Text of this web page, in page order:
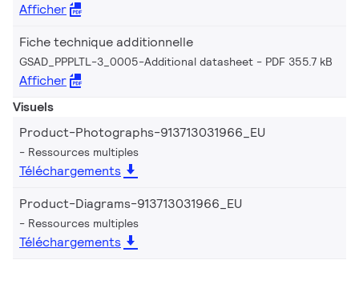
Afficher
Fiche technique additionnelle
GSAD_PPPLTL-3_0005-Additional datasheet PDF 355.7 kB
Afficher
Visuels
Product-Photographs-913713031966_EU
Ressources multiples
Téléchargements
Product-Diagrams-913713031966_EU
Ressources multiples
Téléchargements